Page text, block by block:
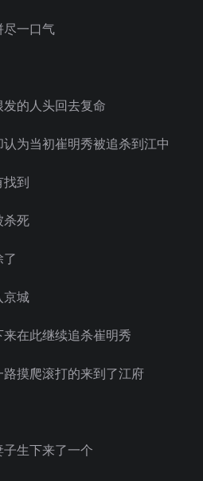
尽一口气
的人头回去复命
为当初崔明秀被追杀到江中
找到
杀死
京城
在此继续追杀崔明秀
摸爬滚打的来到了江府
生下来了一个